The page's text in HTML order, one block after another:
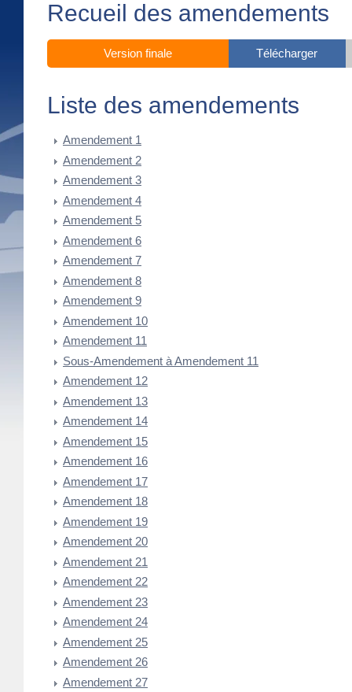
Recueil des amendements
Version finale Télécharger
Liste des amendements
Amendement 1
Amendement 2
Amendement 3
Amendement 4
Amendement 5
Amendement 6
Amendement 7
Amendement 8
Amendement 9
Amendement 10
Amendement 11
Sous-Amendement à Amendement 11
Amendement 12
Amendement 13
Amendement 14
Amendement 15
Amendement 16
Amendement 17
Amendement 18
Amendement 19
Amendement 20
Amendement 21
Amendement 22
Amendement 23
Amendement 24
Amendement 25
Amendement 26
Amendement 27